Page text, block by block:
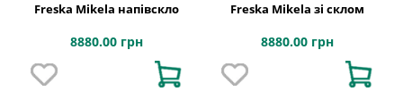
Freska Mikela напівскло
8880.00 грн
Freska Mikela зі склом
8880.00 грн